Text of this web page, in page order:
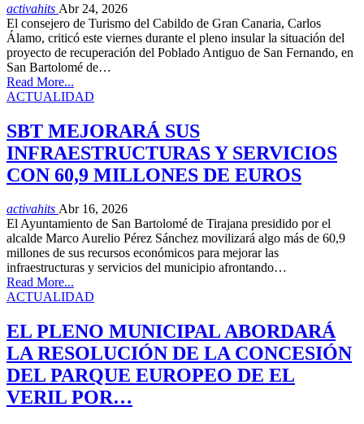
activahits Abr 24, 2026
El consejero de Turismo del Cabildo de Gran Canaria, Carlos
Álamo, criticó este viernes durante el pleno insular la situación del
proyecto de recuperación del Poblado Antiguo de San Fernando, en
San Bartolomé de…
Read More...
ACTUALIDAD
SBT MEJORARÁ SUS
INFRAESTRUCTURAS Y SERVICIOS
CON 60,9 MILLONES DE EUROS
activahits Abr 16, 2026
El Ayuntamiento de San Bartolomé de Tirajana presidido por el
alcalde Marco Aurelio Pérez Sánchez movilizará algo más de 60,9
millones de sus recursos económicos para mejorar las
infraestructuras y servicios del municipio afrontando…
Read More...
ACTUALIDAD
EL PLENO MUNICIPAL ABORDARÁ
LA RESOLUCIÓN DE LA CONCESIÓN
DEL PARQUE EUROPEO DE EL
VERIL POR…